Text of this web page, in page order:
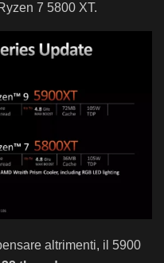
7 5800 XT.
altrimenti, il 5900